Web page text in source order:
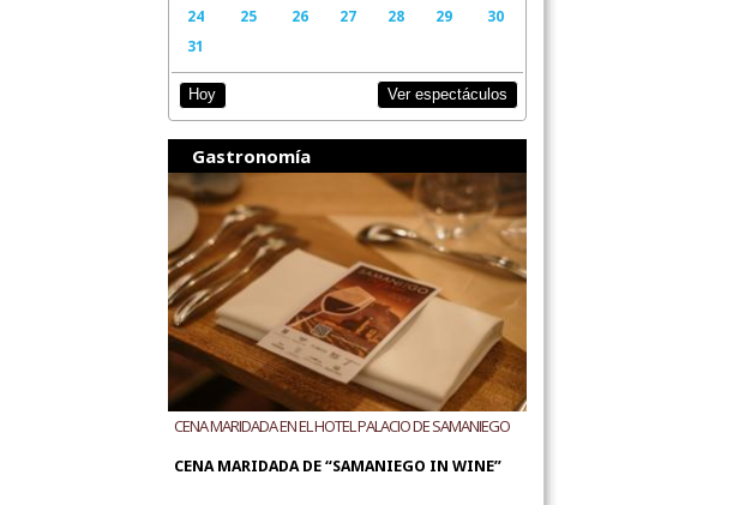
24
25 26 27 28 29
30
31
Hoy Ver espectáculos
Gastronomía
CENA MARIDADA EN EL HOTEL PALACIO DE SAMANIEGO
CENA MARIDADA DE “SAMANIEGO IN WINE”